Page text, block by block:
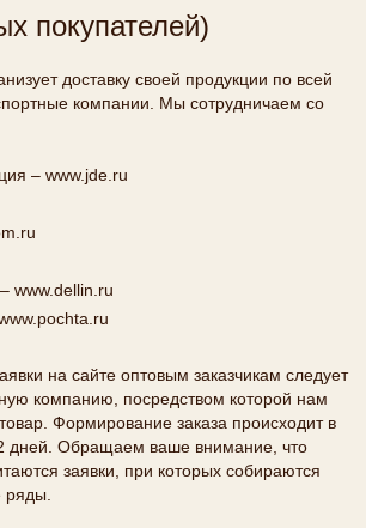
покупателей)
доставку своей продукции по всей
компании. Мы сотрудничаем со
– www.jde.ru
www.dellin.ru
на сайте оптовым заказчикам следует
компанию, посредством которой нам
Формирование заказа происходит в
дней. Обращаем ваше внимание, что
заявки, при которых собираются